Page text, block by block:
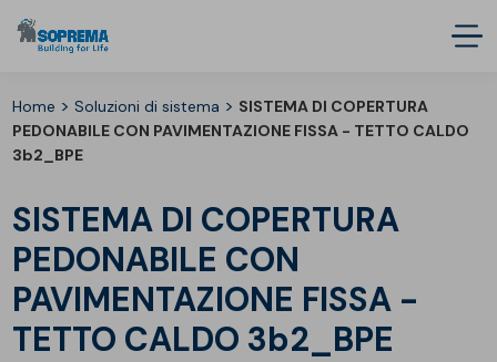
Home >Soluzioni di sistema > SISTEMA DI COPERTURA
PEDONABILE CON PAVIMENTAZIONE FISSA - TETTO CALDO
3b2_BPE
SISTEMA DI COPERTURA
PEDONABILE CON
PAVIMENTAZIONE FISSA -
TETTO CALDO 3b2_BPE